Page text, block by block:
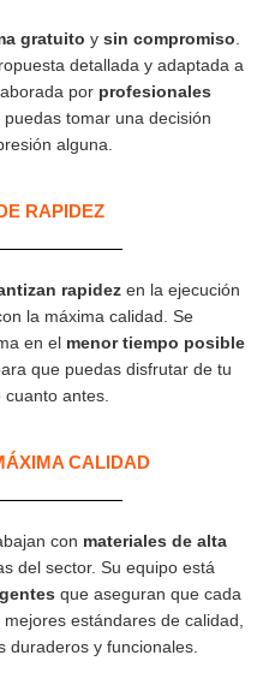
gratuito y sin compromiso
detallada y adaptada a
por profesionales
puedas tomar una decisión
alguna.
RAPIDEZ​
rapidez en la ejecución
la máxima calidad. Se
en el menor tiempo posible
que puedas disfrutar de tu
antes.
CALIDAD
con materiales de alta
del sector. Su equipo está
que aseguran que cada
estándares de calidad,
duraderos y funcionales.